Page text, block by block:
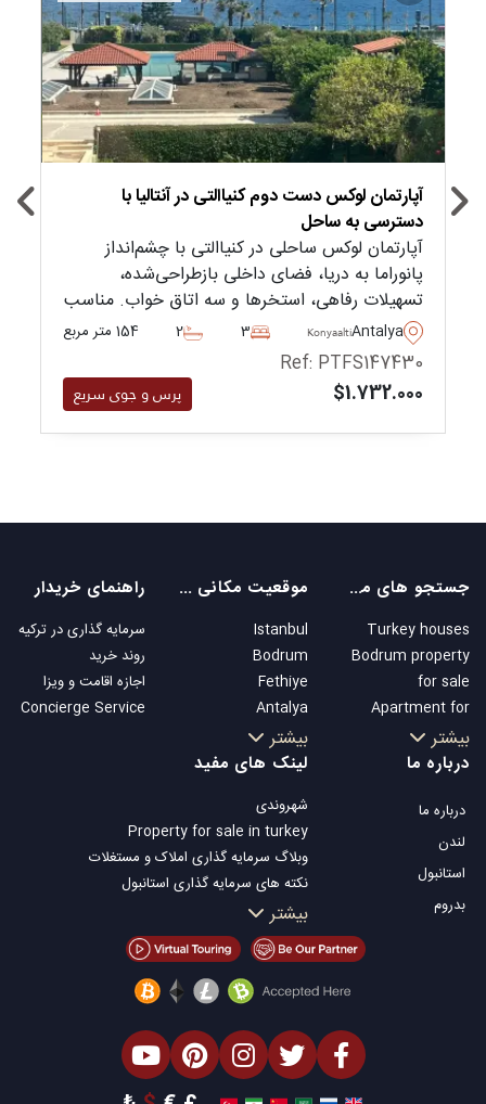
آپارتمان لوکس دست دوم کنیاالتی در آنتالیا با
دسترسی به ساحل
آپارتمان لوکس ساحلی در کنیاالتی با چشم‌انداز
پانوراما به دریا، فضای داخلی بازطراحی‌شده،
تسهیلات رفاهی، استخرها و سه اتاق خواب. مناسب
برای تابعیت ترکیه و زندگی خانوادگی در تمام طول
سال.
Antalya
Konyaalti
3
2 154 متر مربع
Ref: PTFS147430
$1.732.000 پرس و جوی سریع
جستجو های محبوب
Turkey houses
Bodrum property
for sale
Apartment for
sale in Istanbul
Istanbul Villas
Apartment for
sale in Antalya
Antalya homes
بیشتر
موقعیت مکانی های محبوب
Istanbul
Bodrum
Fethiye
Antalya
Kalkan
Alanya
Bursa
Gocek
Side
Kemer
Dalyan
Izmir
Belek
بیشتر
راهنمای خریدار
سرمایه گذاری در ترکیه
روند خرید
اجازه اقامت و ویزا
Concierge Service
درباره ما
درباره ما
لندن
استانبول
بدروم
لینک های مفید
شهروندی
Property for sale in turkey
وبلاگ سرمایه گذاری املاک و مستغلات
نکته های سرمایه گذاری استانبول
تلویزیون Property Turkey
املاک مناسب سرمایه گذاری استانبول
فروش ملک شما
املاک توافقی
املاک لوکس
املاک مناسب سرمایه گذاری
طراحی ساختمان
بیشتر